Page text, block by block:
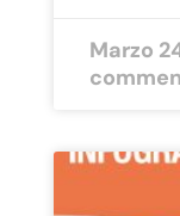
Marzo